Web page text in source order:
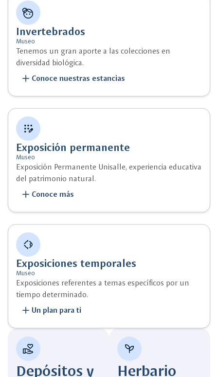
face_4
Invertebrados
Museo
Tenemos un gran aporte a las colecciones en
diversidad biológica.
add Conoce nuestras estancias
app_registration
Exposición permanente
Museo
Exposición Permanente Unisalle, experiencia educativa
del patrimonio natural.
add Conoce más
ophthalmology
Exposiciones temporales
Museo
Exposiciones referentes a temas específicos por un
tiempo determinado.
add Un plan para ti
volunteer_activism
Depósitos y
psychiatry
Herbario